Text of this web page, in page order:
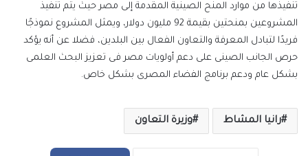
تنفيذها من موارد المنح الصينية المقدمة إلى مصر حيث يتم تنفيذ
المشروعين بمنحتين بقيمة 92 مليون دولار، ويمثل المشروع نموذجًا
فريدًا لتبادل المعرفة والتعاون الفعال بين البلدين، فضلا عن أنه يؤكد
حرص الجانب الصينى على دعم أولويات مصر فى تعزيز البحث العلمى
بشكل عام ودعم برنامج الفضاء المصرى بشكل خاص.
رانيا المشاط وزيرة التعاون